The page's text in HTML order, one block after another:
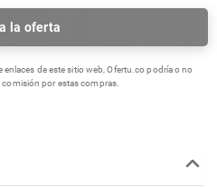
la oferta
enlaces de este sitio web, Ofertu.co podría o no
por estas compras.